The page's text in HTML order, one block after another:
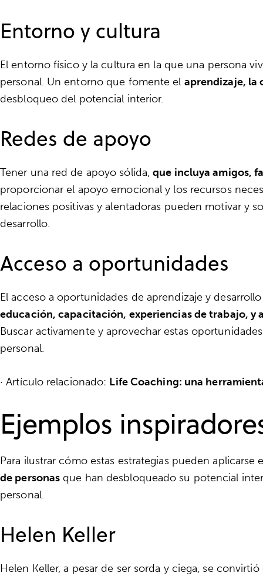
Entorno y cultura
El entorno físico y la cultura en la que una persona
personal. Un entorno que fomente el aprendizaje, la
desbloqueo del potencial interior.
Redes de apoyo
Tener una red de apoyo sólida,que incluya amigos,
proporcionar el apoyo emocional y los recursos
relaciones positivas y alentadoras pueden motivar y
desarrollo.
Acceso a oportunidades
El acceso a oportunidades de aprendizaje y
educación, capacitación, experiencias de trabajo, y
Buscar activamente y aprovechar estas
personal.
· Artículo relacionado: Life Coaching: una
Ejemplos
Para ilustrar cómo estas estrategias pueden
de personas que han desbloqueado su potencial
personal.
Helen Keller
Helen Keller, a pesar de ser sorda y ciega, se